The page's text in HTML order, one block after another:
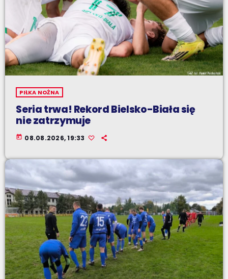
PIŁKA NOŻNA
Seria trwa! Rekord Bielsko-Biała się
nie zatrzymuje
today 08.08.2026, 19:33